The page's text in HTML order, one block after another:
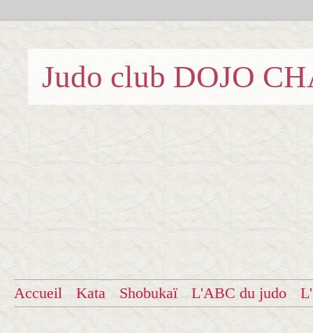
Judo club DOJO
Accueil Kata Shobukaï L'ABC du judo